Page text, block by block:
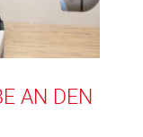
AN DEN